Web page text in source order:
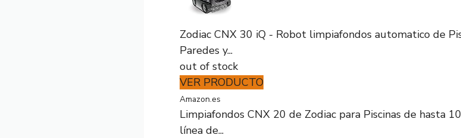
Zodiac CNX 30 iQ - Robot limpiafondos automatico de
Paredes y...
out of stock
VER PRODUCTO
Amazon.es
Limpiafondos CNX 20 de Zodiac para Piscinas de hasta
línea de...